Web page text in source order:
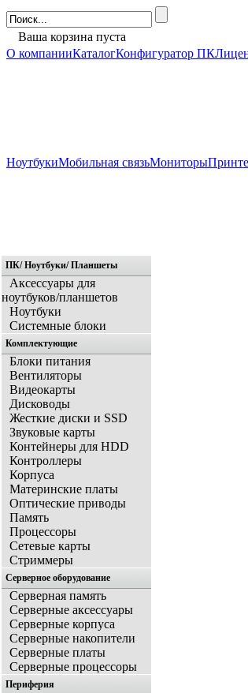
Ваша корзина пуста
О компанииКаталогКонфигуратор ПК
НоутбукиМобильная связьМониторы
Главная
ПК/ Ноутбуки/ Планшеты
Аксессуары для
ноутбуков/планшетов
Ноутбуки
Системные блоки
Комплектующие
Блоки питания
Вентиляторы
Видеокарты
Дисководы
Жесткие диски и SSD
Звуковые карты
Контейнеры для HDD
Контроллеры
Корпуса
Материнские платы
Оптические приводы
Память
Процессоры
Сетевые карты
Стриммеры
Серверное оборудование
Серверная память
Серверные аксессуары
Серверные корпуса
Серверные накопители
Серверные платы
Серверные процессоры
Периферия